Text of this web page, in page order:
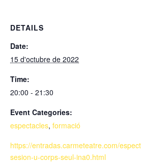
DETAILS
Date:
15 d'octubre de 2022
Time:
20:00 - 21:30
Event Categories:
espectacles, formació
https://entradas.carmeteatre.com/
sesion-u-corps-seul-ina0.html